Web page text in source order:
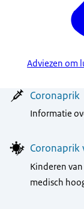
Adviezen om
MenuCoronaprik
Informatie
Coronaprik
Kinderen
medisch